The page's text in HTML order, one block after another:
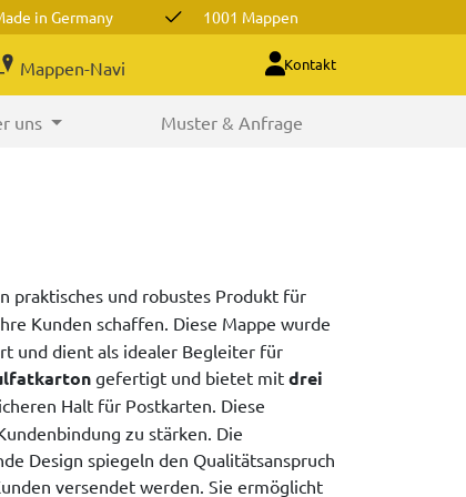
in Germany 1001 Mappen
Mappen-Navi Kontakt
uns Muster & Anfrage
praktisches und robustes Produkt für
Kunden schaffen. Diese Mappe wurde
und dient als idealer Begleiter für
gefertigt und bietet mit drei
Halt für Postkarten. Diese
zu stärken. Die
Design spiegeln den Qualitätsanspruch
versendet werden. Sie ermöglicht